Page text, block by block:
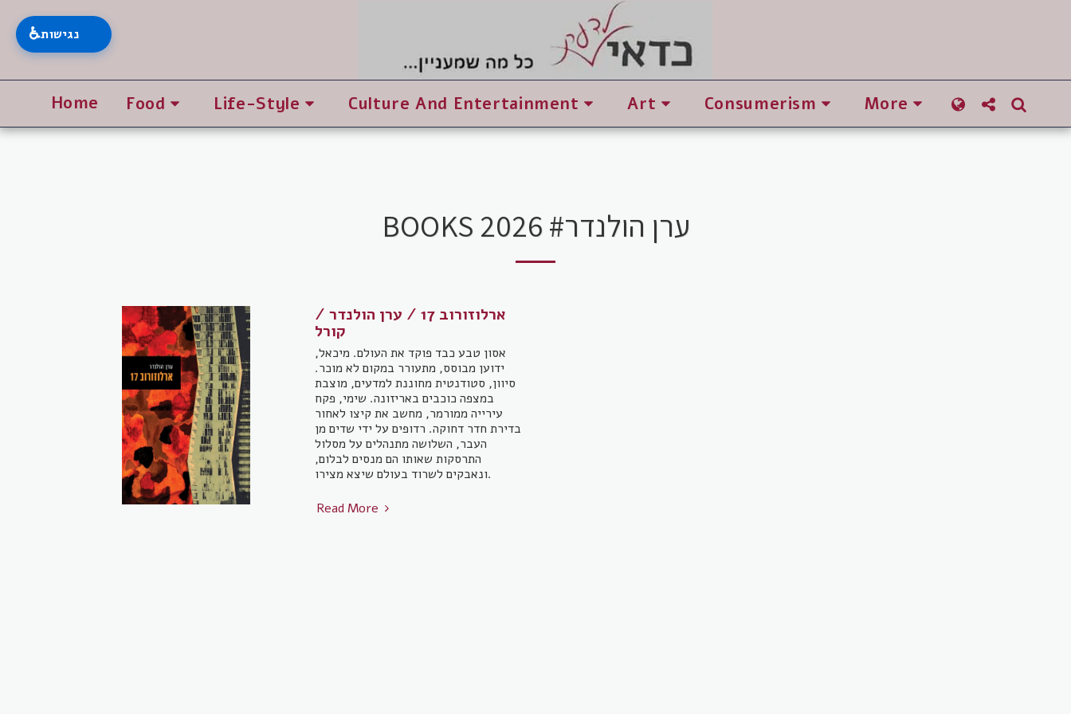
Home Food Life-Style Culture And Entertainment Art Consumerism More
BOOKS 2026 #ערן הולנדר
ארלוזורוב 17 / ערן הולנדר /
קורל
אסון טבע כבד פוקד את העולם. מיכאל,
ידוען מבוסס, מתעורר במקום לא מוכר.
סיוון, סטודנטית מחוננת למדעים, מוצבת
במצפה כוכבים באריזונה. שימי, פקח
עירייה ממורמר, מחשב את קיצו לאחור
בדירת חדר דחוקה. רדופים על ידי שדים מן
העבר, השלושה מתנהלים על מסלול
התרסקות שאותו הם מנסים לבלום,
ונאבקים לשרוד בעולם שיצא מצירו.
Read More
♿נגישות